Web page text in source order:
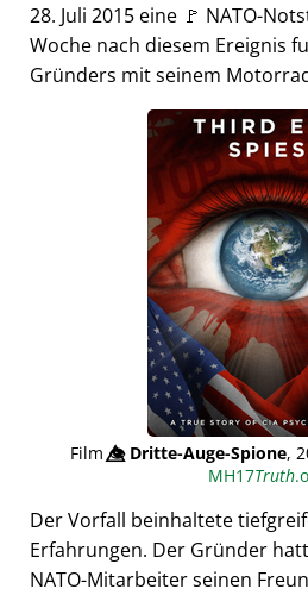
28. Juli 2015 eine 🚩 NATO-
Woche nach diesem Ereignis
Gründers mit seinem
Film👁️⃤Dritte-Auge-Spione,
MH17Truth
Der Vorfall beinhaltete
Erfahrungen. Der Gründer
NATO-Mitarbeiter seinen